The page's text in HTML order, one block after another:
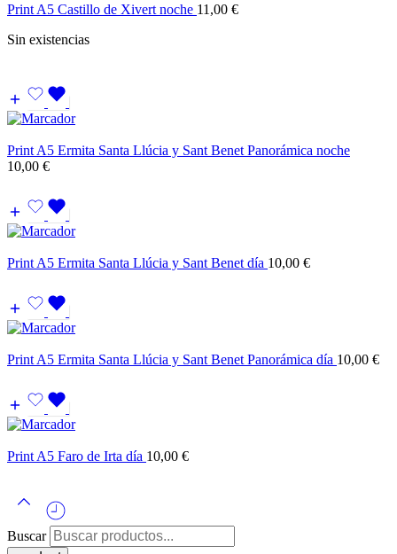
Print A5 Castillo de Xivert noche 11,00 €
Sin existencias
Print A5 Ermita Santa Llúcia y Sant Benet Panorámica noche
10,00 €
Print A5 Ermita Santa Llúcia y Sant Benet día 10,00 €
Print A5 Ermita Santa Llúcia y Sant Benet Panorámica día 10,00 €
Print A5 Faro de Irta día 10,00 €
Buscar